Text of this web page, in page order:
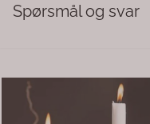
Spørsmål og svar
Lykte m/bølger hulmønster